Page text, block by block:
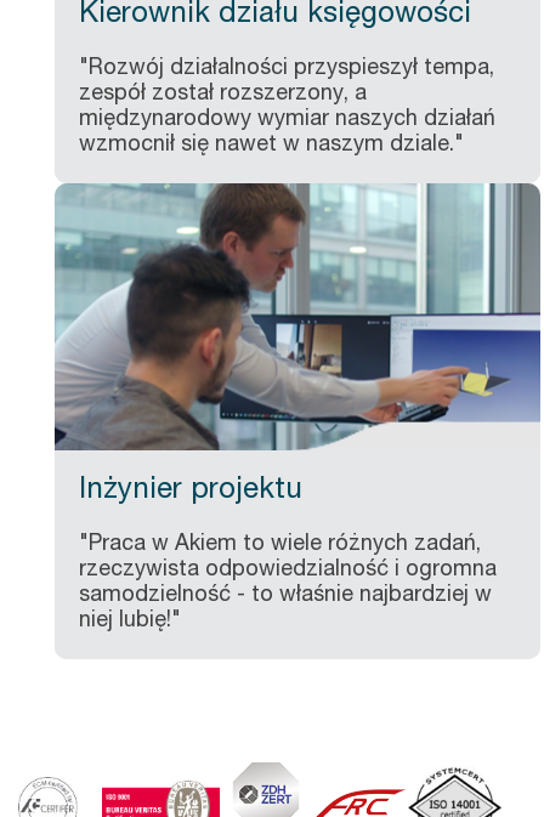
Kierownik działu księgowości
"Rozwój działalności przyspieszył tempa,
zespół został rozszerzony, a
międzynarodowy wymiar naszych działań
wzmocnił się nawet w naszym dziale."
Inżynier projektu
"Praca w Akiem to wiele różnych zadań,
rzeczywista odpowiedzialność i ogromna
samodzielność - to właśnie najbardziej w
niej lubię!"